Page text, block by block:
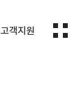
고객지원